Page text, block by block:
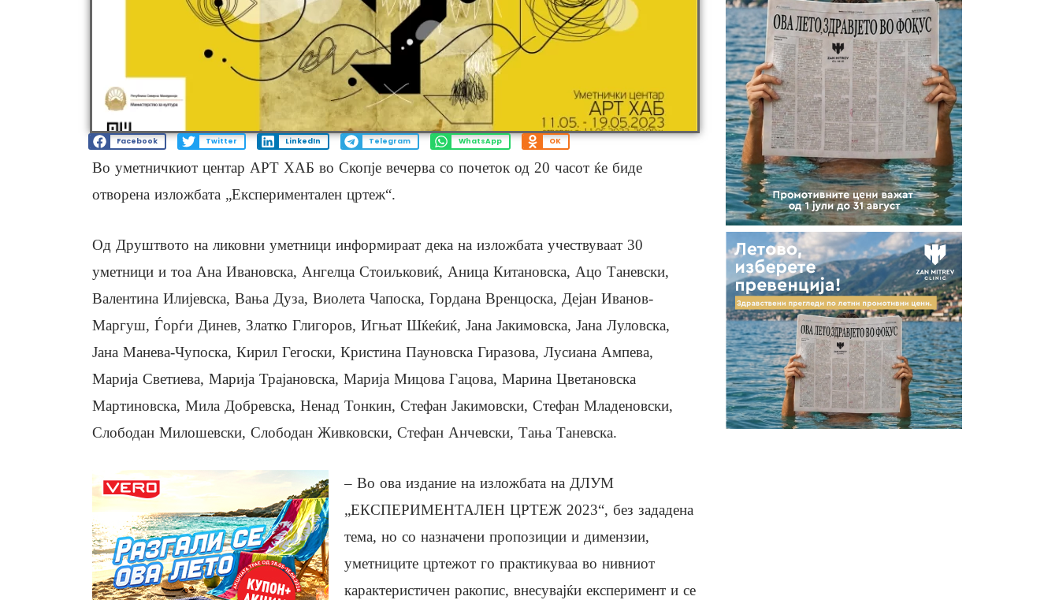
Facebook Twitter LinkedIn Telegram WhatsApp OK
Во уметничкиот центар АРТ ХАБ во Скопје вечерва со почеток од 20 часот ќе биде
отворена изложбата „Експериментален цртеж“.
Од Друштвото на ликовни уметници информираат дека на изложбата учествуваат 30
уметници и тоа Ана Ивановска, Ангелца Стоиљковиќ, Аница Китановска, Ацо Таневски,
Валентина Илијевска, Вања Дуза, Виолета Чапоска, Гордана Вренцоска, Дејан Иванов-
Маргуш, Ѓорѓи Динев, Златко Глигоров, Игњат Шќеќиќ, Јана Јакимовска, Јана Луловска,
Јана Манева-Чупоска, Кирил Гегоски, Кристина Пауновска Гиразова, Лусиана Ампева,
Марија Светиева, Марија Трајановска, Марија Мицова Гацова, Марина Цветановска
Мартиновска, Мила Добревска, Ненад Тонкин, Стефан Јакимовски, Стефан Младеновски,
Слободан Милошевски, Слободан Живковски, Стефан Анчевски, Тања Таневска.
– Во ова издание на изложбата на ДЛУМ
„ЕКСПЕРИМЕНТАЛЕН ЦРТЕЖ 2023“, без зададена
тема, но со назначени пропозиции и димензии,
уметниците цртежот го практикуваа во нивниот
карактеристичен ракопис, внесувајќи експеримент и се